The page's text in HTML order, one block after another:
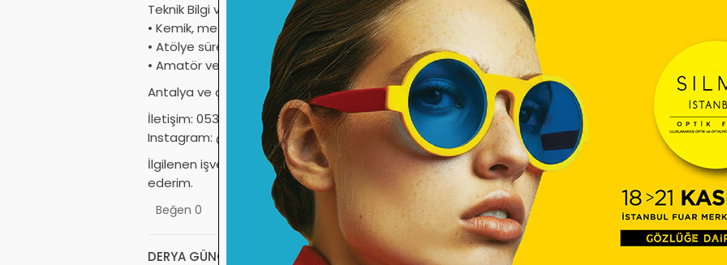
Teknik Bilgi ve Deneyim:
• Kemik, metal, nilör ve faset çerçeve montajlarında yetkinim.
• Atölye süreçlerine ve gözlük camı montajına hakimim.
• Amatör ve orta seviyede cam boyama bilgisine sahibim.
Antalya ve çevresinde kendimi geliştirebileceğim bir iş arıyorum.
İletişim: 0539 224 77 15
Instagram: @haydarkaragedikk
İlgilenen işverenler benimle iletişime geçebilir. İlginiz için şimdiden teşekkür
ederim.
Beğen 0 Beğenme0
DERYA GÜNGÖR 23.10.2023 14:29